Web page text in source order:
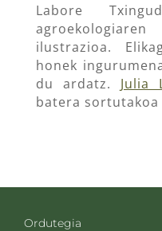
Labore
ilustrazioa.
honek
du ardatz. Julia
batera sortutakoa
Ordutegia